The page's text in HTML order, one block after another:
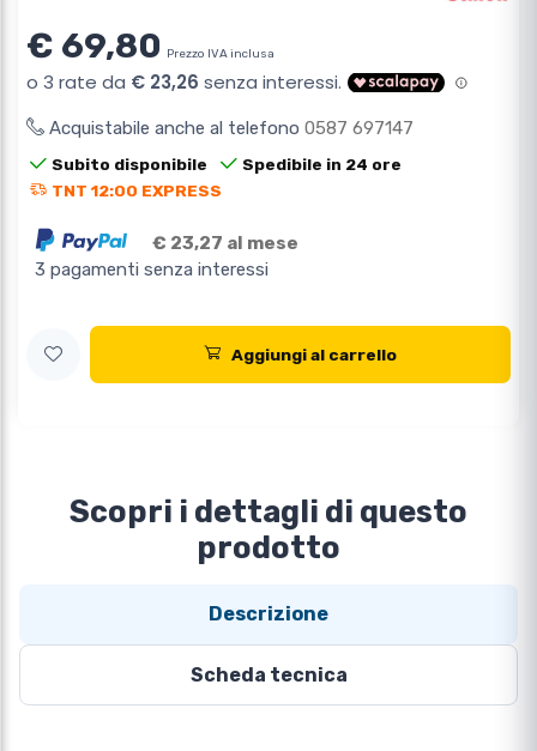
€ 69,80 Prezzo IVA inclusa
Acquistabile anche al telefono 0587 697147
Subito disponibile
Spedibile in 24 ore
TNT 12:00 EXPRESS
€ 23,27 al mese
3 pagamenti senza interessi
Aggiungi al carrello
Scopri i dettagli di questo
prodotto
Descrizione
Scheda tecnica